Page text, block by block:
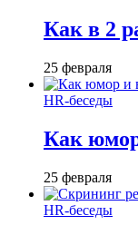
Как в 2
25 февраля
HR-беседы
Как юмор
25 февраля
HR-беседы